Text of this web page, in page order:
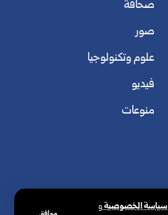
سياسة الخصوصيةو
صحافة
صور
علوم وتكنولوجيا
فيديو
منوعات